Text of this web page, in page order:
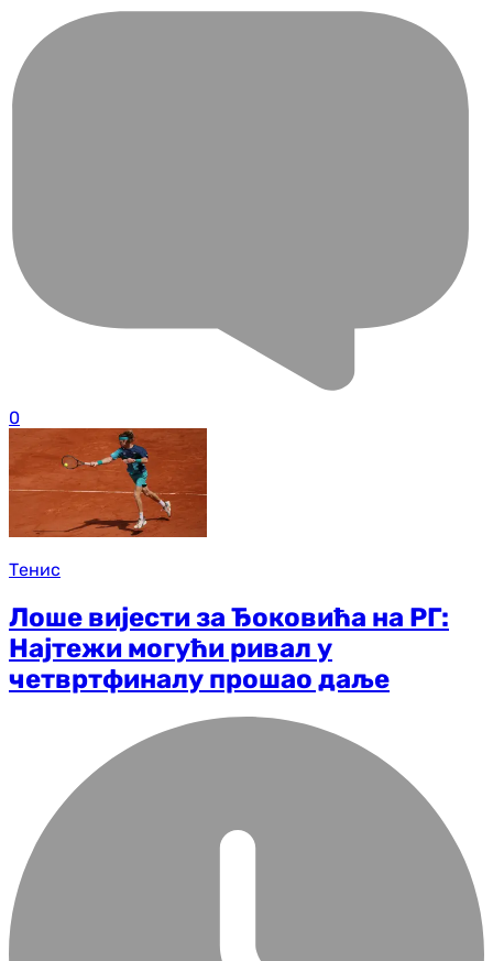
0
Тенис
Лоше вијести за Ђоковића на РГ:
Најтежи могући ривал у
четвртфиналу прошао даље